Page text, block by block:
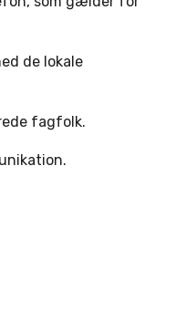
de lokale
fagfolk.